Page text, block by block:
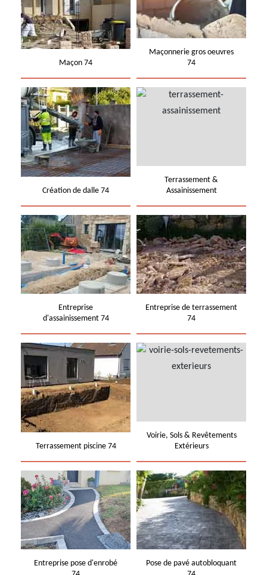
Maçon 74
Maçonnerie gros oeuvres
74
Création de dalle 74
Terrassement &
Assainissement
Entreprise
d'assainissement 74
Entreprise de terrassement
74
Terrassement piscine 74
Voirie, Sols & Revêtements
Extérieurs
Entreprise pose d'enrobé
Pose de pavé autobloquant